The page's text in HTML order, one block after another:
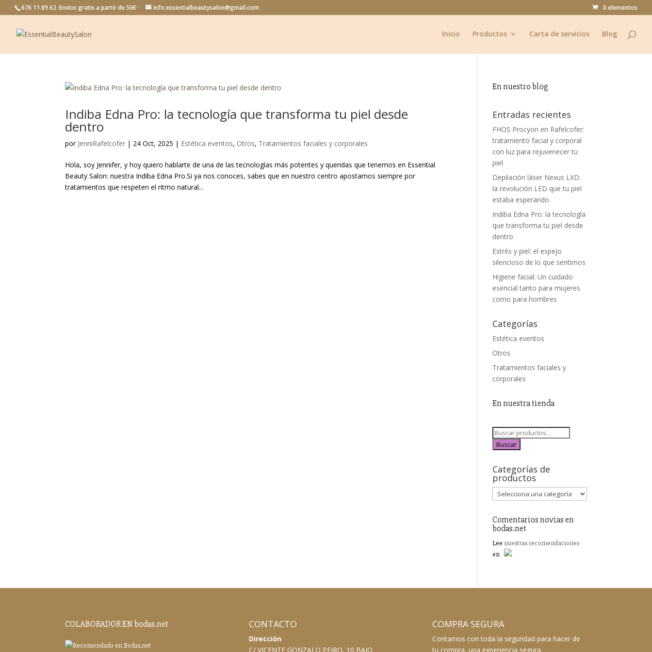
676 11 89 62 ·Envíos gratis a partir de 50€· info.essentialbeautysalon@gmail.com 0 elementos
Inicio Productos Carta de servicios Blog
Indiba Edna Pro: la tecnología que transforma tu piel desde
dentro
por JenniRafelcofer | 24 Oct, 2025 | Estética eventos, Otros, Tratamientos faciales y corporales
Hola, soy Jennifer, y hoy quiero hablarte de una de las tecnologías más potentes y queridas que tenemos en Essential
Beauty Salon: nuestra Indiba Edna Pro.Si ya nos conoces, sabes que en nuestro centro apostamos siempre por
tratamientos que respeten el ritmo natural...
En nuestro blog
Entradas recientes
FHOS Procyon en Rafelcofer:
tratamiento facial y corporal
con luz para rejuvenecer tu
piel
Depilación láser Nexus LXD:
la revolución LED que tu piel
estaba esperando
Indiba Edna Pro: la tecnología
que transforma tu piel desde
dentro
Estrés y piel: el espejo
silencioso de lo que sentimos
Higiene facial: Un cuidado
esencial tanto para mujeres
como para hombres
Categorías
Estética eventos
Otros
Tratamientos faciales y
corporales
En nuestra tienda
Buscar
Categorías de
productos
Comentarios novias en
bodas.net
Lee nuestras recomendaciones
en
COLABORADOR EN bodas.net CONTACTO
Dirección
C/ VICENTE GONZALO PEIRO, 10 BAJO
COMPRA SEGURA
Contamos con toda la seguridad para hacer de
tu compra, una experiencia segura.